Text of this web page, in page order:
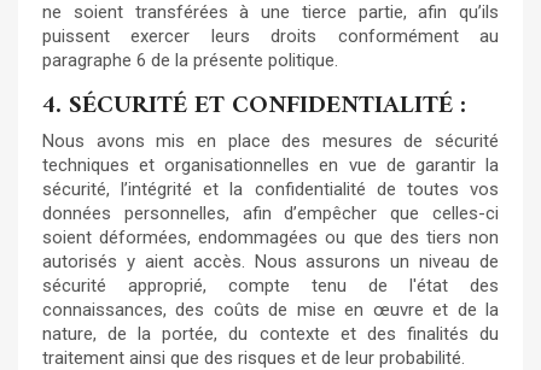
ne soient transférées à une tierce partie, afin qu’ils
puissent exercer leurs droits conformément au
paragraphe 6 de la présente politique.
4. SÉCURITÉ ET CONFIDENTIALITÉ :
Nous avons mis en place des mesures de sécurité
techniques et organisationnelles en vue de garantir la
sécurité, l’intégrité et la confidentialité de toutes vos
données personnelles, afin d’empêcher que celles-ci
soient déformées, endommagées ou que des tiers non
autorisés y aient accès. Nous assurons un niveau de
sécurité approprié, compte tenu de l'état des
connaissances, des coûts de mise en œuvre et de la
nature, de la portée, du contexte et des finalités du
traitement ainsi que des risques et de leur probabilité.